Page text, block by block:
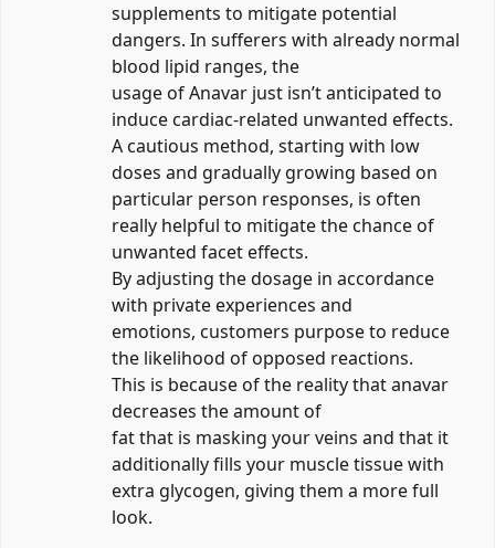
supplements to mitigate potential
dangers. In sufferers with already normal
blood lipid ranges, the
usage of Anavar just isn’t anticipated to
induce cardiac-related unwanted effects.
A cautious method, starting with low
doses and gradually growing based on
particular person responses, is often
really helpful to mitigate the chance of
unwanted facet effects.
By adjusting the dosage in accordance
with private experiences and
emotions, customers purpose to reduce
the likelihood of opposed reactions.
This is because of the reality that anavar
decreases the amount of
fat that is masking your veins and that it
additionally fills your muscle tissue with
extra glycogen, giving them a more full
look.